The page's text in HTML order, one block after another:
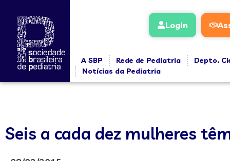
Login
A SBP Rede de Pediatria
Depto.
Notícias da Pediatria
Seis a cada dez mulheres